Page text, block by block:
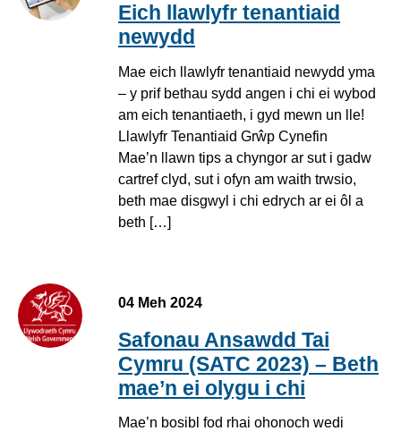
Eich llawlyfr tenantiaid
newydd
Mae eich llawlyfr tenantiaid newydd yma
– y prif bethau sydd angen i chi ei wybod
am eich tenantiaeth, i gyd mewn un lle!
Llawlyfr Tenantiaid Grŵp Cynefin
Mae’n llawn tips a chyngor ar sut i gadw
cartref clyd, sut i ofyn am waith trwsio,
beth mae disgwyl i chi edrych ar ei ôl a
beth […]
04 Meh 2024
Safonau Ansawdd Tai
Cymru (SATC 2023) – Beth
mae’n ei olygu i chi
Mae’n bosibl fod rhai ohonoch wedi